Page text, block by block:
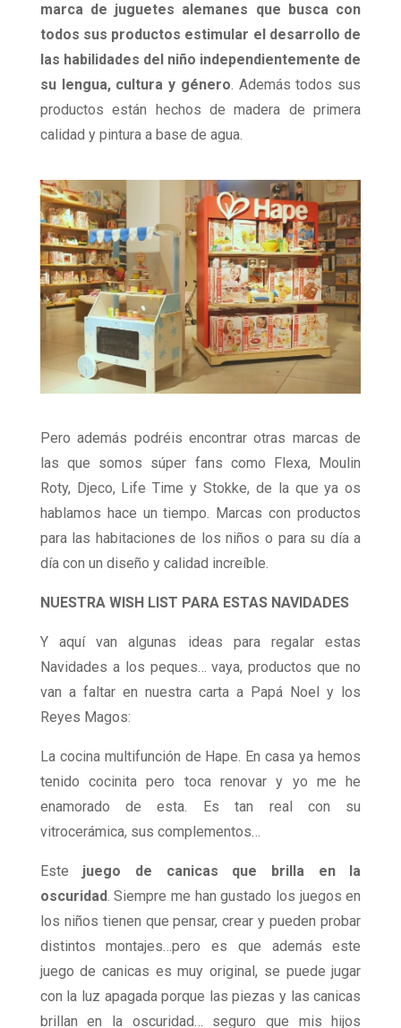
marca de juguetes alemanes que busca con
todos sus productos estimular el desarrollo de
las habilidades del niño independientemente de
su lengua, cultura y género. Además todos sus
productos están hechos de madera de primera
calidad y pintura a base de agua.
Pero además podréis encontrar otras marcas de
las que somos súper fans como Flexa, Moulin
Roty, Djeco, Life Time y Stokke, de la que ya os
hablamos hace un tiempo. Marcas con productos
para las habitaciones de los niños o para su día a
día con un diseño y calidad increíble.
NUESTRA WISH LIST PARA ESTAS NAVIDADES
Y aquí van algunas ideas para regalar estas
Navidades a los peques… vaya, productos que no
van a faltar en nuestra carta a Papá Noel y los
Reyes Magos:
La cocina multifunción de Hape. En casa ya hemos
tenido cocinita pero toca renovar y yo me he
enamorado de esta. Es tan real con su
vitrocerámica, sus complementos…
Este juego de canicas que brilla en la
oscuridad. Siempre me han gustado los juegos en
los niños tienen que pensar, crear y pueden probar
distintos montajes…pero es que además este
juego de canicas es muy original, se puede jugar
con la luz apagada porque las piezas y las canicas
brillan en la oscuridad… seguro que mis hijos